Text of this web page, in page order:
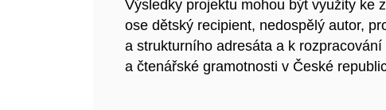
Výsledky projektu mohou být využity ke
ose dětský recipient, nedospělý autor,
a strukturního adresáta a k
a čtenářské gramotnosti v České